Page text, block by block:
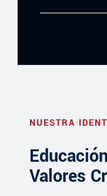
NUESTRA
Valores